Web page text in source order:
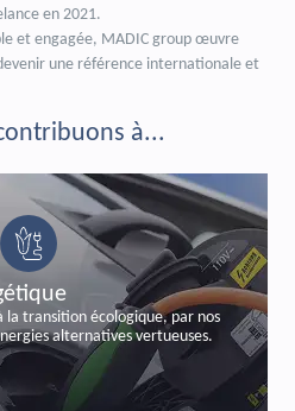
en 2021.
et engagée, MADIC group œuvre
une référence internationale et
à...
La sécurisation bancaire
En sécurisant les transactions bancaires,
labelisée et certifiée de paiements